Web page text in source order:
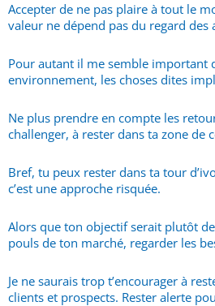
Accepter de ne pas plaire à tout le
valeur ne dépend pas du regard des
Pour autant il me semble important
environnement, les choses dites
Ne plus prendre en compte les
challenger, à rester dans ta zone de
Bref, tu peux rester dans ta tour
c’est une approche risquée.
Alors que ton objectif serait plutôt
pouls de ton marché, regarder les
Je ne saurais trop t’encourager à
clients et prospects. Rester alerte